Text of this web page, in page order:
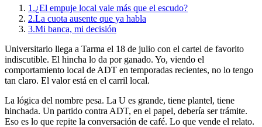
1.¿El empuje local vale más que el escudo?
2.La cuota ausente que ya habla
3.Mi banca, mi decisión
Universitario llega a Tarma el 18 de julio con el cartel de favorito
indiscutible. El hincha lo da por ganado. Yo, viendo el
comportamiento local de ADT en temporadas recientes, no lo tengo
tan claro. El valor está en el carril local.
La lógica del nombre pesa. La U es grande, tiene plantel, tiene
hinchada. Un partido contra ADT, en el papel, debería ser trámite.
Eso es lo que repite la conversación de café. Lo que vende el relato.